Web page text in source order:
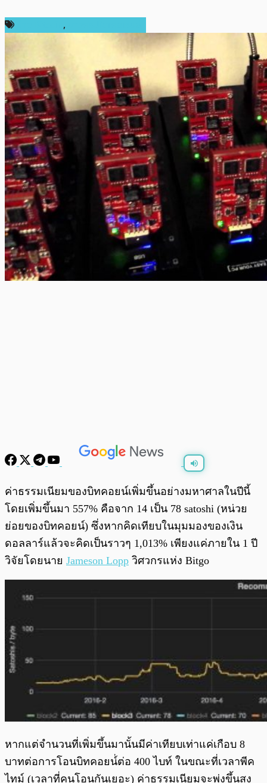
,
พร้อมเล่น /0:00
ค่าธรรมเนียมของบิทคอยน์เพิ่มขึ้นอย่างมหาศาลในปีนี้
โดยเพิ่มขึ้นมา 557% คือจาก 14 เป็น 78 satoshi (หน่วย
ย่อยของบิทคอยน์) ซึ่งหากคิดเทียบในมุมมองของเงิน
ดอลลาร์แล้วจะคิดเป็นราวๆ 1,013% เพียงแค่ภายใน 1 ปี
วิจัยโดยนาย Jameson Lopp วิศวกรแห่ง Bitgo
หากแต่จำนวนที่เพิ่มขึ้นมานั้นมีค่าเทียบเท่าแค่เกือบ 8
บาทต่อการโอนบิทคอยน์่ต่อ 400 ไบท์ ในขณะที่เวลาพีค
ไทม์ (เวลาที่คนโอนกันเยอะ) ค่าธรรมเนียมจะพุ่งขึ้นสูง